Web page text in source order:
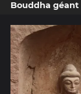
Bouddha géant